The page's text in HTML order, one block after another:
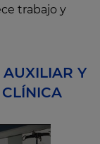
trabajo y
Y